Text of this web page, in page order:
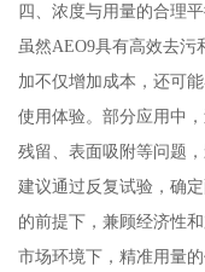
四、浓度与用量的合理
虽然AEO9具有高效去
加不仅增加成本，还可
使用体验。部分应用中
残留、表面吸附等问题，
建议通过反复试验，确
的前提下，兼顾经济性
市场环境下，精准用量的